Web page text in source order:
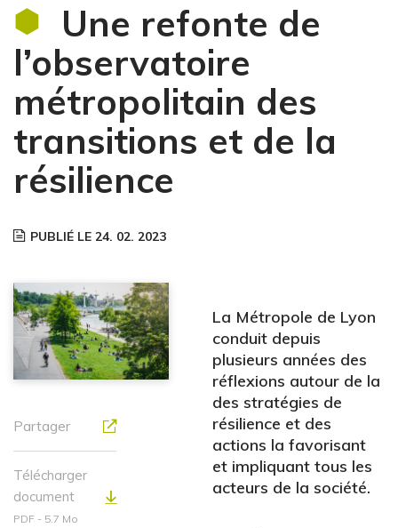
Une refonte de
l’observatoire
métropolitain des
transitions et de la
résilience
PUBLIÉ LE 24. 02. 2023
Partager
Télécharger
document
PDF - 5.7 Mo
La Métropole de Lyon
conduit depuis
plusieurs années des
réflexions autour de la
des stratégies de
résilience et des
actions la favorisant
et impliquant tous les
acteurs de la société.